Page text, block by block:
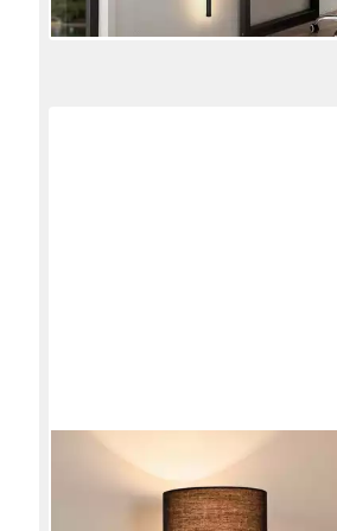
Wandleuchte Bettlampe mit Schalter
Leselampe verstellbar Beleuchtung,